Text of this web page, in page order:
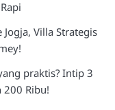
Jogja, Villa Strategis
praktis? Intip 3
200 Ribu!